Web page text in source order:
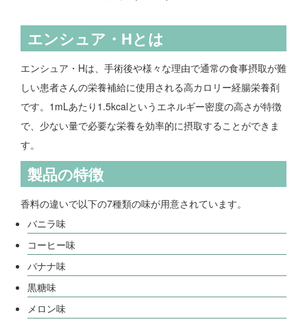
エンシュア・Hとは
エンシュア・Hは、手術後や様々な理由で通常の食事摂取が難
しい患者さんの栄養補給に使用される高カロリー経腸栄養剤
です。1mLあたり1.5kcalというエネルギー密度の高さが特徴
で、少ない量で必要な栄養を効率的に摂取することができま
す。
製品の特徴
香料の違いで以下の7種類の味が用意されています。
バニラ味
コーヒー味
バナナ味
黒糖味
メロン味